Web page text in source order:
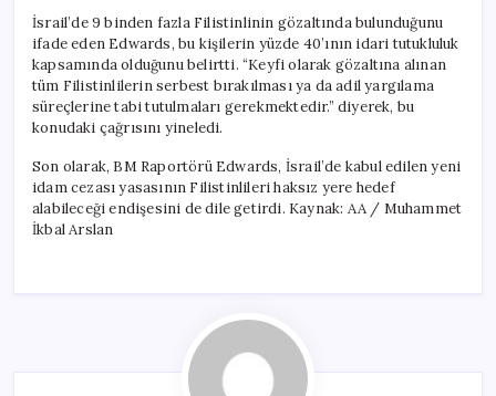
İsrail’de 9 binden fazla Filistinlinin gözaltında bulunduğunu
ifade eden Edwards, bu kişilerin yüzde 40’ının idari tutukluluk
kapsamında olduğunu belirtti. “Keyfi olarak gözaltına alınan
tüm Filistinlilerin serbest bırakılması ya da adil yargılama
süreçlerine tabi tutulmaları gerekmektedir.” diyerek, bu
konudaki çağrısını yineledi.
Son olarak, BM Raportörü Edwards, İsrail’de kabul edilen yeni
idam cezası yasasının Filistinlileri haksız yere hedef
alabileceği endişesini de dile getirdi. Kaynak: AA / Muhammet
İkbal Arslan